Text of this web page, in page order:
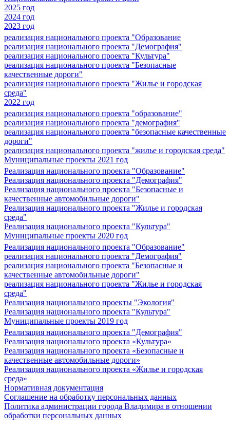
2025 год
2024 год
2023 год
реализация национального проекта "Образование
реализация национального проекта "Демография"
реализация национального проекта "Культура"
реализация национального проекта "Безопасные
качественные дороги"
реализация национального проекта "Жилье и городская
среда"
2022 год
реализация национального проекта "образование"
реализация национального проекта "демография"
реализация национального проекта "безопасные качественные
дороги"
реализация национального проекта "жилье и городская среда"
Муниципальные проекты 2021 год
Реализация национального проекта "Образование"
Реализация национального проекта "Демография"
Реализация национального проекта "Безопасные и
качественные автомобильные дороги"
Реализация национального проекта "Жилье и городская
среда"
Реализация национального проекта "Культура"
Муниципальные проекты 2020 год
Реализация национального проекта "Образование"
реализация национального проекта "Демография"
реализация национального проекта "Безопасные и
качественные автомобильные дороги"
реализация национального проекта "Жилье и городская
среда"
Реализация национального проекты "Экология"
Реализация национального проекта "Культура"
Муниципальные проекты 2019 год
Реализация национального проекта "Демография"
Реализация национального проекта «Культура»
Реализация национального проекта «Безопасные и
качественные автомобильные дороги»
Реализация национального проекта «Жилье и городская
среда»
Нормативная документация
Соглашение на обработку персональных данных
Политика администрации города Владимира в отношении
обработки персональных данных